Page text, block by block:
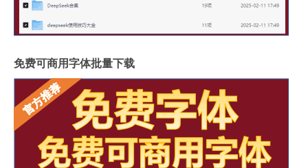
免费可商用字体批量下载